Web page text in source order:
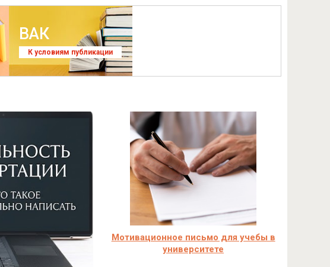
ВАК
К условиям публикации
Мотивационное письмо для учебы в
университете